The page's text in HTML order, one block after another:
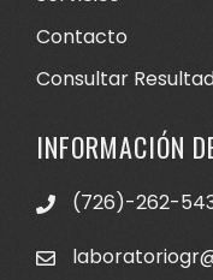
Contacto
Consultar
INFORMACIÓN
(726)-262-